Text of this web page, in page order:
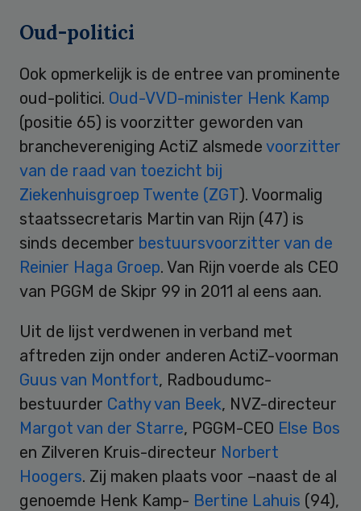
Oud-politici
Ook opmerkelijk is de entree van prominente
oud-politici. Oud-VVD-minister Henk Kamp
(positie 65) is voorzitter geworden van
branchevereniging ActiZ alsmede voorzitter
van de raad van toezicht bij
Ziekenhuisgroep Twente (ZGT). Voormalig
staatssecretaris Martin van Rijn (47) is
sinds december bestuursvoorzitter van de
Reinier Haga Groep. Van Rijn voerde als CEO
van PGGM de Skipr 99 in 2011 al eens aan.
Uit de lijst verdwenen in verband met
aftreden zijn onder anderen ActiZ-voorman
Guus van Montfort, Radboudumc-
bestuurder Cathy van Beek, NVZ-directeur
Margot van der Starre, PGGM-CEO Else Bos
en Zilveren Kruis-directeur Norbert
Hoogers. Zij maken plaats voor –naast de al
genoemde Henk Kamp- Bertine Lahuis (94),